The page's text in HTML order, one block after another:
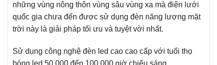
những vùng nông thôn vùng sâu vùng xa mà điện lưới
quốc gia chưa đến được sử dụng đèn năng lượng mặt
trời này là giải pháp tối ưu và tuyệt vời nhất.
Sử dụng công nghệ đèn led cao cao cấp với tuổi thọ
bóng led 50.000 đến 100.000 giờ chiếu sáng